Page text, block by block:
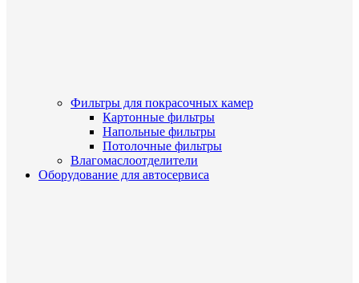
Фильтры для покрасочных камер
Картонные фильтры
Напольные фильтры
Потолочные фильтры
Влагомаслоотделители
Оборудование для автосервиса